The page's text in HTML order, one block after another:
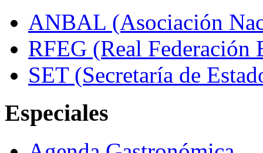
ANBAL (Asociación
RFEG (Real Federación
SET (Secretaría de
Especiales